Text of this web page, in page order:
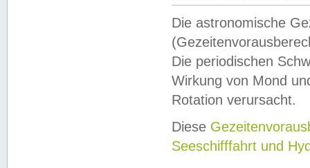
Die astronomische
Die periodischen
Wirkung von Mond
Rotation verursacht.
Diese
Seeschifffahrt und